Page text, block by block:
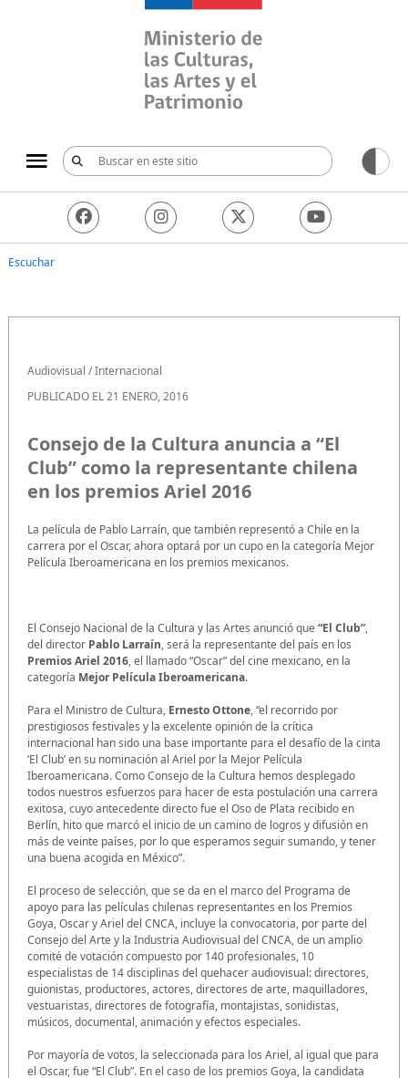
Ministerio de las
Escuchar
Audiovisual /Internacional
PUBLICADO EL 21 ENERO, 2016
Consejo de la Cultura anuncia a “El
Club” como la representante chilena
en los premios Ariel 2016
La película de Pablo Larraín, que también representó a Chile en la
carrera por el Oscar, ahora optará por un cupo en la categoría Mejor
Película Iberoamericana en los premios mexicanos.
El Consejo Nacional de la Cultura y las Artes anunció que“El Club”,
del director Pablo Larraín, será la representante del país en los
Premios Ariel 2016, el llamado “Oscar” del cine mexicano, en la
categoría Mejor Película Iberoamericana.
Para el Ministro de Cultura, Ernesto Ottone, “el recorrido por
prestigiosos festivales y la excelente opinión de la crítica
internacional han sido una base importante para el desafío de la cinta
‘El Club’ en su nominación al Ariel por la Mejor Película
Iberoamericana. Como Consejo de la Cultura hemos desplegado
todos nuestros esfuerzos para hacer de esta postulación una carrera
exitosa, cuyo antecedente directo fue el Oso de Plata recibido en
Berlín, hito que marcó el inicio de un camino de logros y difusión en
más de veinte países, por lo que esperamos seguir sumando, y tener
una buena acogida en México”.
El proceso de selección, que se da en el marco del Programa de
apoyo para las películas chilenas representantes en los Premios
Goya, Oscar y Ariel del CNCA, incluye la convocatoria, por parte del
Consejo del Arte y la Industria Audiovisual del CNCA, de un amplio
comité de votación compuesto por 140 profesionales, 10
especialistas de 14 disciplinas del quehacer audiovisual: directores,
guionistas, productores, actores, directores de arte, maquilladores,
vestuaristas, directores de fotografía, montajistas, sonidistas,
músicos, documental, animación y efectos especiales.
Por mayoría de votos, la seleccionada para los Ariel, al igual que para
el Oscar, fue “El Club”. En el caso de los premios Goya, la candidata